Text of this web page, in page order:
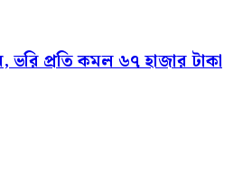
প্রতি কমল ৬৭ হাজার টাকা